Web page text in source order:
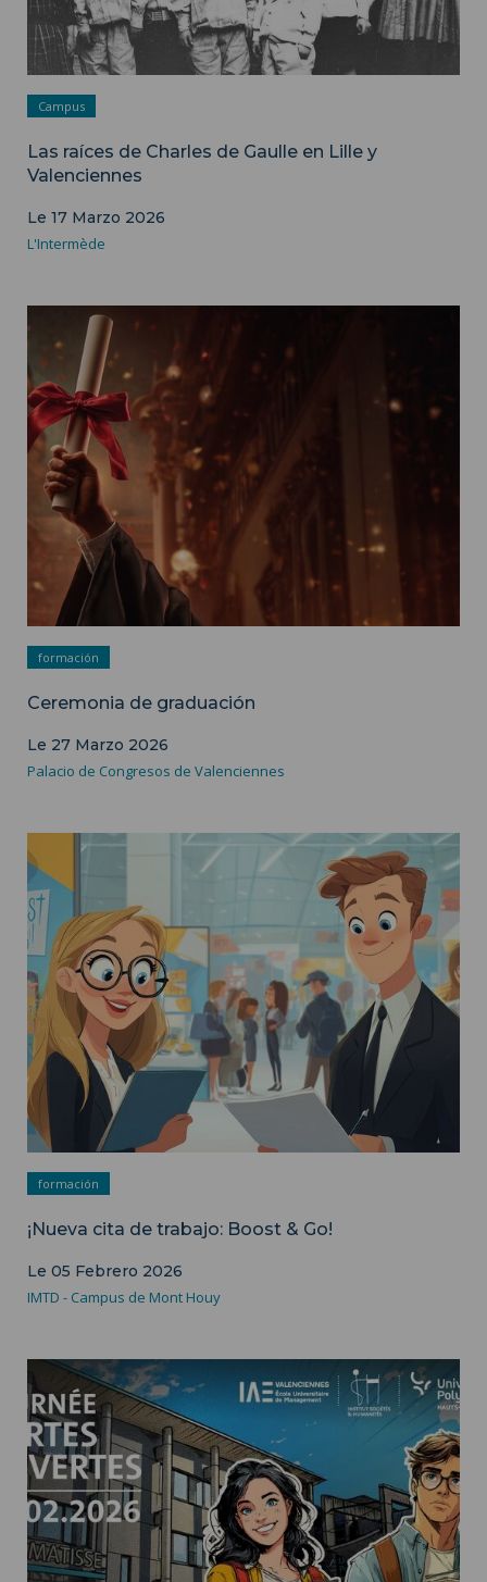
Campus
Las raíces de Charles de Gaulle en Lille y
Valenciennes
Le 17 Marzo 2026
L'Intermède
Imagen de ilustración - Departamento de Comunicación de
ISH
formación
Ceremonia de graduación
Le 27 Marzo 2026
Palacio de Congresos de Valenciennes
Imagen de ilustración - Departamento de Comunicación de
ISH
formación
¡Nueva cita de trabajo: Boost & Go!
Le 05 Febrero 2026
IMTD - Campus de Mont Houy
Visual del acontecimiento - Departamento de Comunicación
de ISH